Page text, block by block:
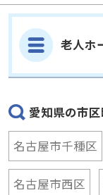
名古屋市千種区
名古屋市西区